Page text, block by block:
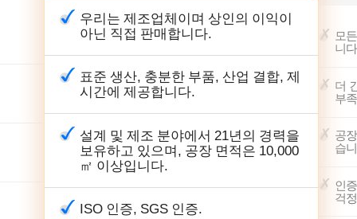
우리는 제조업체이며 상인의 이익이
아닌 직접 판매합니다.
표준 생산, 충분한 부품, 산업 결합, 제
시간에 제공합니다.
설계 및 제조 분야에서 21년의 경력을
보유하고 있으며, 공장 면적은 10,000
㎡ 이상입니다.
ISO 인증, SGS 인증.
모
니
더
부
공
습
인
걱